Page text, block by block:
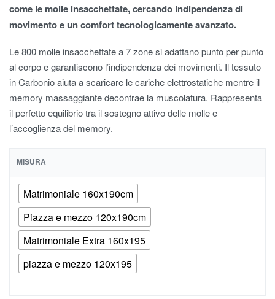
come le molle insacchettate, cercando indipendenza di
movimento e un comfort tecnologicamente avanzato.
Le 800 molle insacchettate a 7 zone si adattano punto per punto
al corpo e garantiscono l’indipendenza dei movimenti. Il tessuto
in Carbonio aiuta a scaricare le cariche elettrostatiche mentre il
memory massaggiante decontrae la muscolatura. Rappresenta
il perfetto equilibrio tra il sostegno attivo delle molle e
l’accoglienza del memory.
MISURA
Matrimoniale 160x190cm
Piazza e mezzo 120x190cm
Matrimoniale Extra 160x195
piazza e mezzo 120x195